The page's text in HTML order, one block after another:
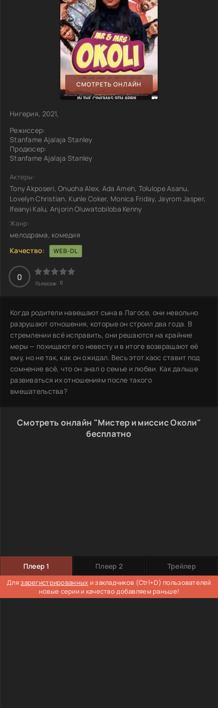
СМОТРЕТЬ ОНЛАЙН
Нигерия, 2021,
Режиссер:
Stanfame Ajalaja Stanley
Продюсер:
Stanfame Ajalaja Stanley
Актеры:
Tony Akposeri, Onuoha Alex, Ada Ameh, Tolulope Asanu,
Lovelyn Christian, Kunle Coker, Monica Friday, Jayrom Jasper,
Ifeanyi Kalu, Anjorin Oluwatobiloba Kenny
Жанр:
мелодрама, комедия
Качество:
WEB-DL
0
Голосов: 0
Когда родители навещают сына в Лагосе, они невольно
разрушают отношения, которые он строил два года. В
стремлении всё исправить, они решаются на крайние
меры — похищают его невесту и в итоге возвращают её
ему, но не так, как он ожидал. Весь этот хаос ставит под
сомнение всё, что он знал о семье и любви. Как дальше
развиваться их отношениям после такого
вмешательства?
Смотреть онлайн "Мистер и миссис Околи"
бесплатно
Плеер 1 Плеер 2 Трейлер
Длязарегистрированных и закладчиков (Ctrl+D) пользователей
новые серии и качество добавляем раньше!